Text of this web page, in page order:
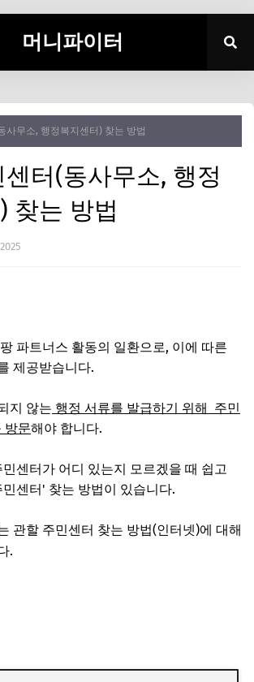
머니파이터
사무소, 행정복지센터) 찾는 방법
터(동사무소, 행정
찾는 방법
파트너스 활동의 일환으로, 이에 따른
제공받습니다.
지 않는 행정 서류를 발급하기 위해 주민
방문해야 합니다.
센터가 어디 있는지 모르겠을 때 쉽고
센터' 찾는 방법이 있습니다.
관할 주민센터 찾는 방법(인터넷)에 대해
.